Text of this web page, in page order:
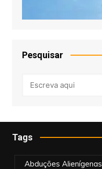
Pesquisar
Tags
Abduções Alienígenas